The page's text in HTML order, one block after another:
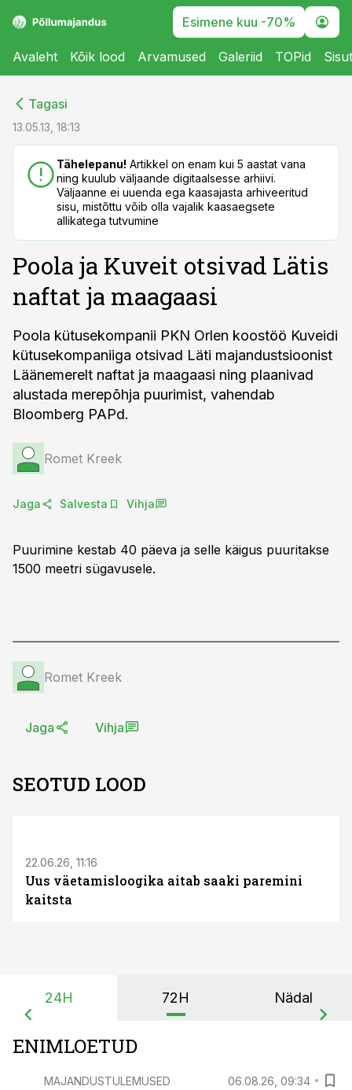
Esimene kuu -70%
Avaleht Kõik lood Arvamused Galeriid TOPid
Tagasi
13.05.13, 18:13
Tähelepanu! Artikkel on enam kui 5 aastat vana
ning kuulub väljaande digitaalsesse arhiivi.
Väljaanne ei uuenda ega kaasajasta arhiveeritud
sisu, mistõttu võib olla vajalik kaasaegsete
allikatega tutvumine
Poola ja Kuveit otsivad Lätis
naftat ja maagaasi
Poola kütusekompanii PKN Orlen koostöö Kuveidi
kütusekompaniiga otsivad Läti majandustsioonist
Läänemerelt naftat ja maagaasi ning plaanivad
alustada merepõhja puurimist, vahendab
Bloomberg PAPd.
Romet Kreek
Jaga Salvesta Vihja
Puurimine kestab 40 päeva ja selle käigus puuritakse
1500 meetri sügavusele.
Romet Kreek
Jaga Vihja
SEOTUD LOOD
22.06.26, 11:16
Uus väetamisloogika aitab saaki paremini
kaitsta
24H 72H Nädal
ENIMLOETUD
MAJANDUSTULEMUSED 06.08.26, 09:34